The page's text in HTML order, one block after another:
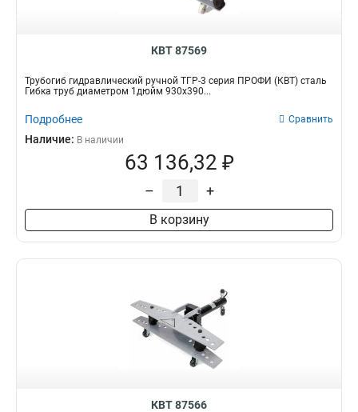
КВТ 87569
Трубогиб гидравлический ручной ТГР-3 серия ПРОФИ (КВТ) сталь
Гибка труб диаметром 1дюйм 930х390...
Подробнее Сравнить
Наличие: В наличии
63 136,32 ₽
– +
В корзину
КВТ 87566